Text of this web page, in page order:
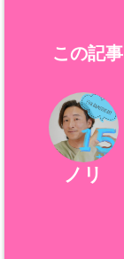
この記
ノリ